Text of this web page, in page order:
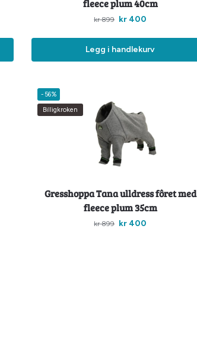
fleece plum 40cm
kr899 kr 400
Legg i handlekurv
-56%
Billigkroken
Gresshoppa Tana ulldress fôret med
fleece plum 35cm
kr899 kr 400